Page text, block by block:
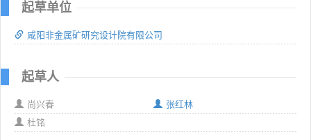
起草单位
咸阳非金属矿研究设计院有限公司
起草人
尚兴春
张红林
杜铭